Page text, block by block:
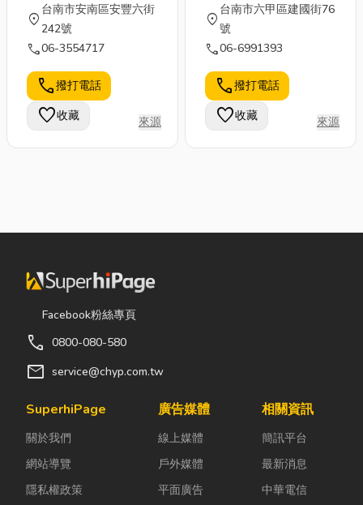
location_on
台南市安南區安豐六街
242號
call06-3554717
call撥打電話
favorite收藏 來源
location_on
台南市六甲區建國街76
號
call06-6991393
call撥打電話
favorite收藏 來源
Facebook粉絲專頁
call 0800-080-580
mail service@chyp.com.tw
SuperhiPage
關於我們
網站導覽
隱私權政策
廣告媒體
線上媒體
戶外媒體
平面廣告
相關資訊
簡訊平台
最新消息
中華電信